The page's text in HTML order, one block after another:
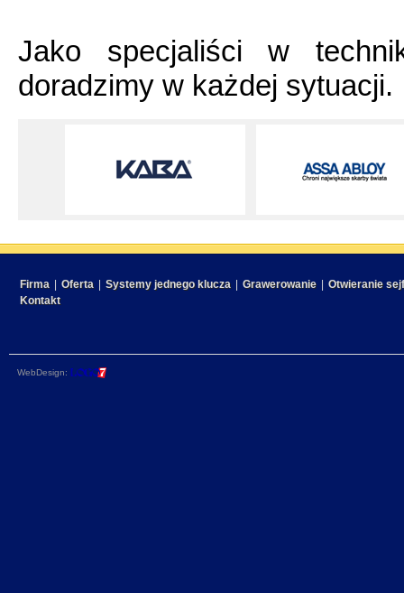
Jako specjaliści w
doradzimy w każdej sytuacji.
Firma Oferta Systemy jednego klucza Grawerowanie
Otwieranie
Kontakt
WebDesign: